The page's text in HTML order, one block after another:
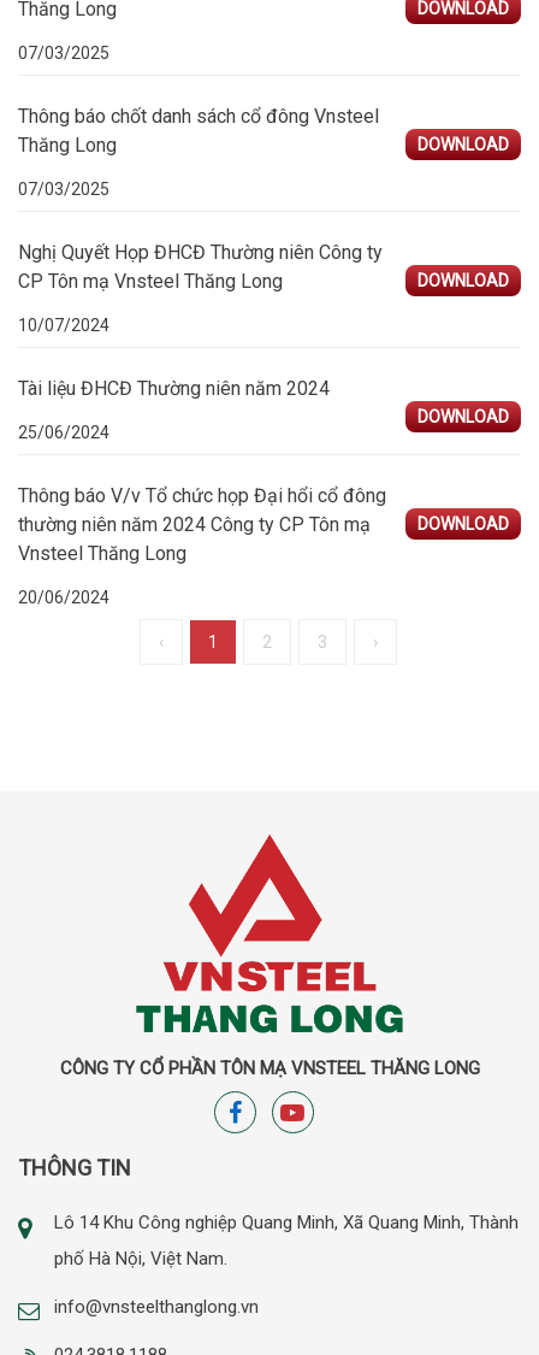
Thăng Long
07/03/2025
DOWNLOAD
Thông báo chốt danh sách cổ đông Vnsteel
Thăng Long
07/03/2025
DOWNLOAD
Nghị Quyết Họp ĐHCĐ Thường niên Công ty
CP Tôn mạ Vnsteel Thăng Long
10/07/2024
DOWNLOAD
Tài liệu ĐHCĐ Thường niên năm 2024
25/06/2024
DOWNLOAD
Thông báo V/v Tổ chức họp Đại hổi cổ đông
thường niên năm 2024 Công ty CP Tôn mạ
Vnsteel Thăng Long
20/06/2024
DOWNLOAD
‹ 1 2 3 ›
CÔNG TY CỔ PHẦN TÔN MẠ VNSTEEL THĂNG LONG
THÔNG TIN
Lô 14 Khu Công nghiệp Quang Minh, Xã Quang Minh, Thành
phố Hà Nội, Việt Nam.
info@vnsteelthanglong.vn